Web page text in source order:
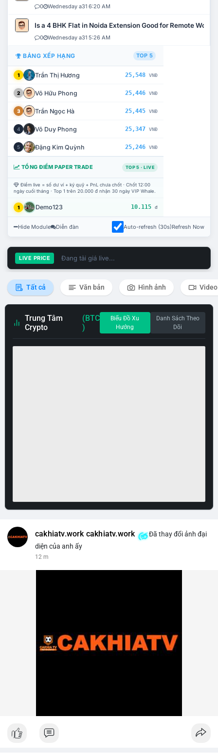
0 Wednesday a31 6:20 AM
Is a 4 BHK Flat in Noida Extension Good for Remote Work?
0 Wednesday a31 5:26 AM
BẢNG XẾP HẠNG TOP 5
1 Trần Thị Hương 25,548 VNĐ
2 Võ Hữu Phong 25,446 VNĐ
3 Trần Ngọc Hà 25,445 VNĐ
4 Võ Duy Phong 25,347 VNĐ
5 Đặng Kim Quỳnh 25,246 VNĐ
TỔNG ĐIỂM PAPER TRADE TOP 5 · LIVE
Điểm live = số dư ví + ký quỹ + PnL chưa chốt · Chốt 12:00
ngày cuối tháng · Top 1 trên 20.000 đ nhận 30 ngày VIP Whale.
1 Demo123 10.115 đ
Hide Module Diễn đàn Auto-refresh (30s)Refresh Now
LIVE PRICE Đang tải giá live...
Tất cả Văn bản Hình ảnh Video
Trung Tâm
Crypto
(BTC
)
Biểu Đồ Xu
Hướng
Danh Sách Theo
Dõi
cakhiatv.work cakhiatv.work
Đã thay đổi ảnh đại
diện của anh ấy
12 m